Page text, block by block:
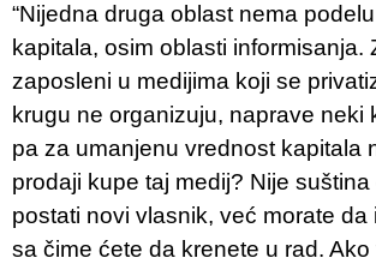
“Nijedna druga oblast nema
kapitala, osim oblasti informisanja.
zaposleni u medijima koji se
krugu ne organizuju, naprave neki
pa za umanjenu vrednost kapitala
prodaji kupe taj medij? Nije
postati novi vlasnik, već morate da
sa čime ćete da krenete u rad. Ako